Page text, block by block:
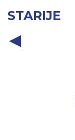
STARIJE